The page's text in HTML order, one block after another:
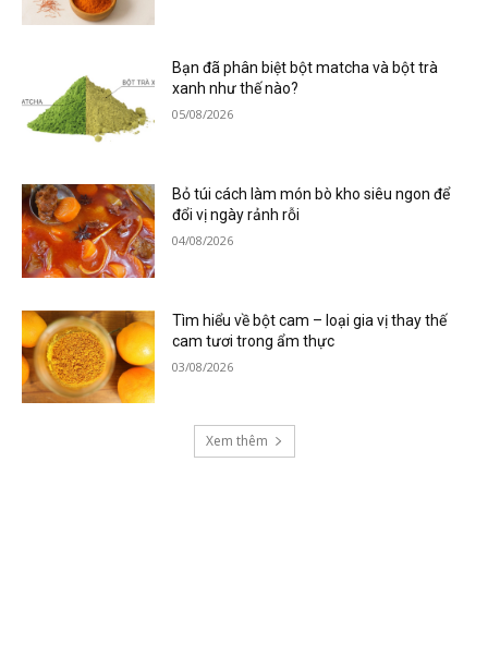
Bạn đã phân biệt bột matcha và bột trà
xanh như thế nào?
05/08/2026
Bỏ túi cách làm món bò kho siêu ngon để
đổi vị ngày rảnh rỗi
04/08/2026
Tìm hiểu về bột cam – loại gia vị thay thế
cam tươi trong ẩm thực
03/08/2026
Xem thêm